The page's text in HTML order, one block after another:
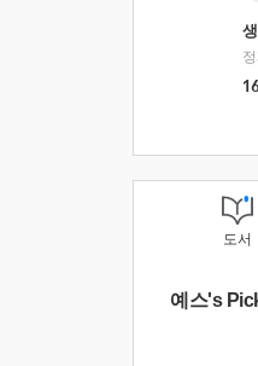
도서
예스's